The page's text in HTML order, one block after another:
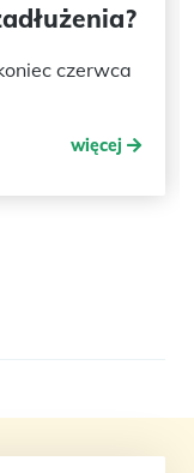
czerwca
więcej